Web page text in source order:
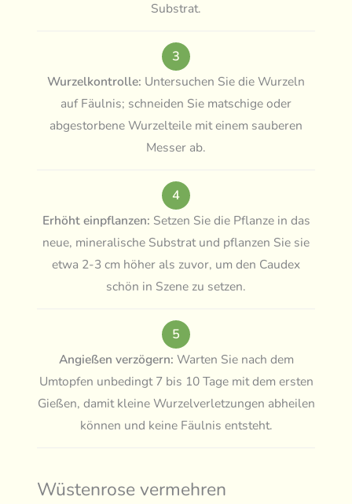
Substrat.
3
Wurzelkontrolle: Untersuchen Sie die Wurzeln
auf Fäulnis; schneiden Sie matschige oder
abgestorbene Wurzelteile mit einem sauberen
Messer ab.
4
Erhöht einpflanzen: Setzen Sie die Pflanze in das
neue, mineralische Substrat und pflanzen Sie sie
etwa 2-3 cm höher als zuvor, um den Caudex
schön in Szene zu setzen.
5
Angießen verzögern: Warten Sie nach dem
Umtopfen unbedingt 7 bis 10 Tage mit dem ersten
Gießen, damit kleine Wurzelverletzungen abheilen
können und keine Fäulnis entsteht.
Wüstenrose vermehren